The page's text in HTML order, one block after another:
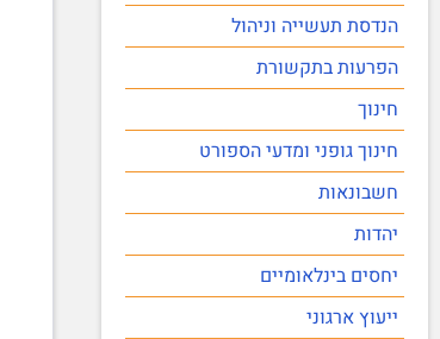
הנדסת תעשייה וניהול
הפרעות בתקשורת
חינוך
חינוך גופני ומדעי הספורט
חשבונאות
יהדות
יחסים בינלאומיים
ייעוץ ארגוני